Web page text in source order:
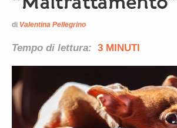
di Valentina Pellegrino
Tempo di lettura: 3 MINUTI